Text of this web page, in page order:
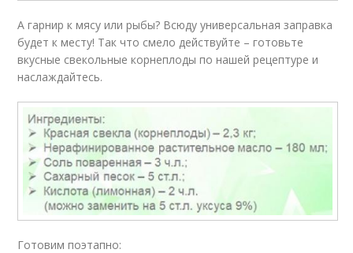
А гарнир к мясу или рыбы? Всюду универсальная заправка
будет к месту! Так что смело действуйте – готовьте
вкусные свекольные корнеплоды по нашей рецептуре и
наслаждайтесь.
Готовим поэтапно: